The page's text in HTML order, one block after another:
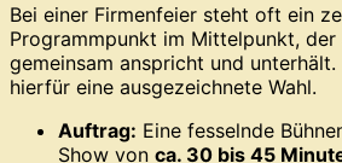
Bei einer Firmenfeier steht oft ein
Programmpunkt im Mittelpunkt,
gemeinsam anspricht und unterhält.
hierfür eine ausgezeichnete Wahl.
Auftrag: Eine fesselnde
Show von ca. 30 bis 45